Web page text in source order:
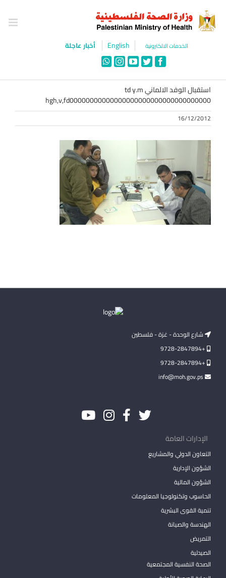
content
الخدمات الالكترونية English أخبار عاجلة
Facebook
Twitter
YouTube
Instagram
WhatsApp
استقبال الوفد الالماني td y.m
hgh,v,fd00000000000000000000000000000000000
16/12/2012
شارع الوحدة - غزة - فلسطين
+9728-2847894
+9728-2847894
الإدارات العامة
التعاون الدولي والمشاريع
الشؤون الإدارية
الشؤون المالية
الحاسوب وتكنولوجيا المعلومات
تنمية القوى البشرية
الهندسة والصيانة
التمريض
الصيدلية
الصحة النفسية المجتمعية